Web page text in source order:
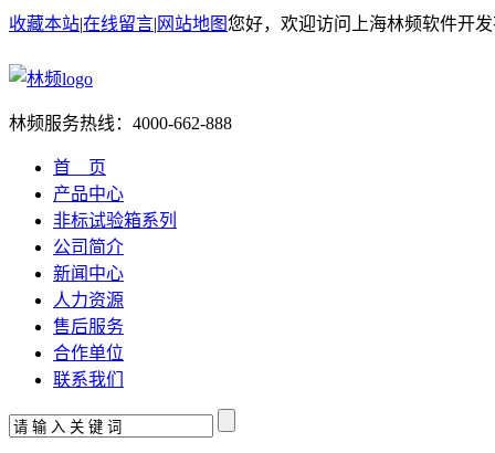
收藏本站|在线留言| 网站地图您好，欢迎访问上海林频软件开
林频服务热线： 4000-662-888
首 页
产品中心
非标试验箱系列
公司简介
新闻中心
人力资源
售后服务
合作单位
联系我们